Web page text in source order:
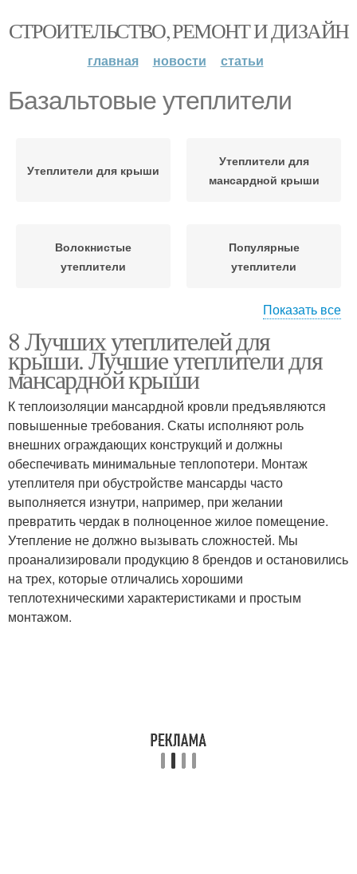
СТРОИТЕЛЬСТВО, РЕМОНТ И ДИЗАЙН
главная новости статьи
Базальтовые утеплители
Утеплители для крыши
Утеплители для
мансардной крыши
Волокнистые
утеплители
Популярные
утеплители
Базальтовая вата Утеплитель для кровли
Утеплитель для крыши
Показать все
8 Лучших утеплителей для
крыши. Лучшие утеплители для
мансардной крыши
К теплоизоляции мансардной кровли предъявляются
повышенные требования. Скаты исполняют роль
внешних ограждающих конструкций и должны
обеспечивать минимальные теплопотери. Монтаж
утеплителя при обустройстве мансарды часто
выполняется изнутри, например, при желании
превратить чердак в полноценное жилое помещение.
Утепление не должно вызывать сложностей. Мы
проанализировали продукцию 8 брендов и остановились
на трех, которые отличались хорошими
теплотехническими характеристиками и простым
монтажом.